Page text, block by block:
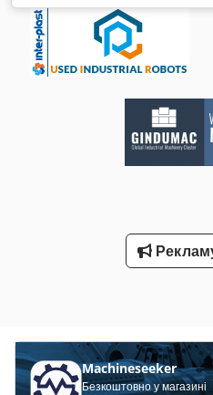
Machineseeker
Безкоштовно у магазині